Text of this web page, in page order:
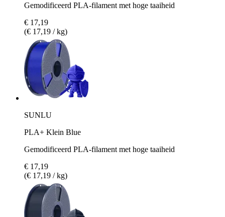
Gemodificeerd PLA-filament met hoge taaiheid
€ 17,19
(€ 17,19 / kg)
SUNLU
PLA+ Klein Blue
Gemodificeerd PLA-filament met hoge taaiheid
€ 17,19
(€ 17,19 / kg)